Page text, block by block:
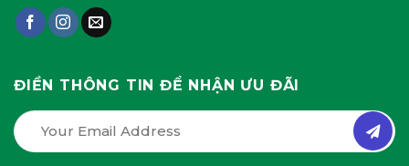
ĐIỀN THÔNG TIN ĐỂ NHẬN ƯU ĐÃI